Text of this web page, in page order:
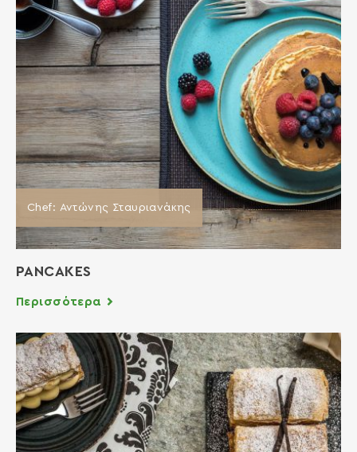
Chef: Αντώνης Σταυριανάκης
PANCAKES
Περισσότερα